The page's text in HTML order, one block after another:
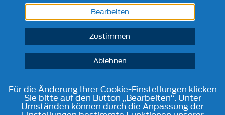
Bearbeiten
Zustimmen
Ablehnen
Für die Änderung Ihrer Cookie-Einstellungen klicken
Sie bitte auf den Button „Bearbeiten“. Unter
Umständen können durch die Anpassung der